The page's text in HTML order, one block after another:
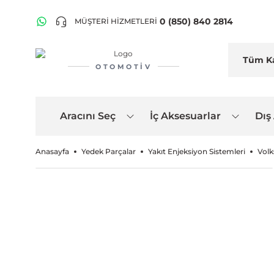
MÜŞTERİ HİZMETLERİ 0 (850) 840 2814
OTOMOTIV
Aracını Seç İç Aksesuarlar
Anasayfa Yedek Parçalar Yakıt Enjeksiyon Sistemleri